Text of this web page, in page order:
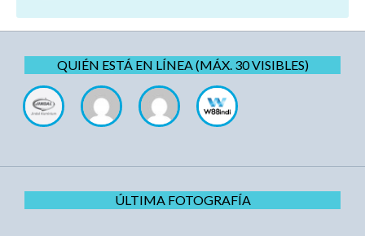
QUIÉN ESTÁ EN LÍNEA (MÁX. 30 VISIBLES)
ÚLTIMA FOTOGRAFÍA